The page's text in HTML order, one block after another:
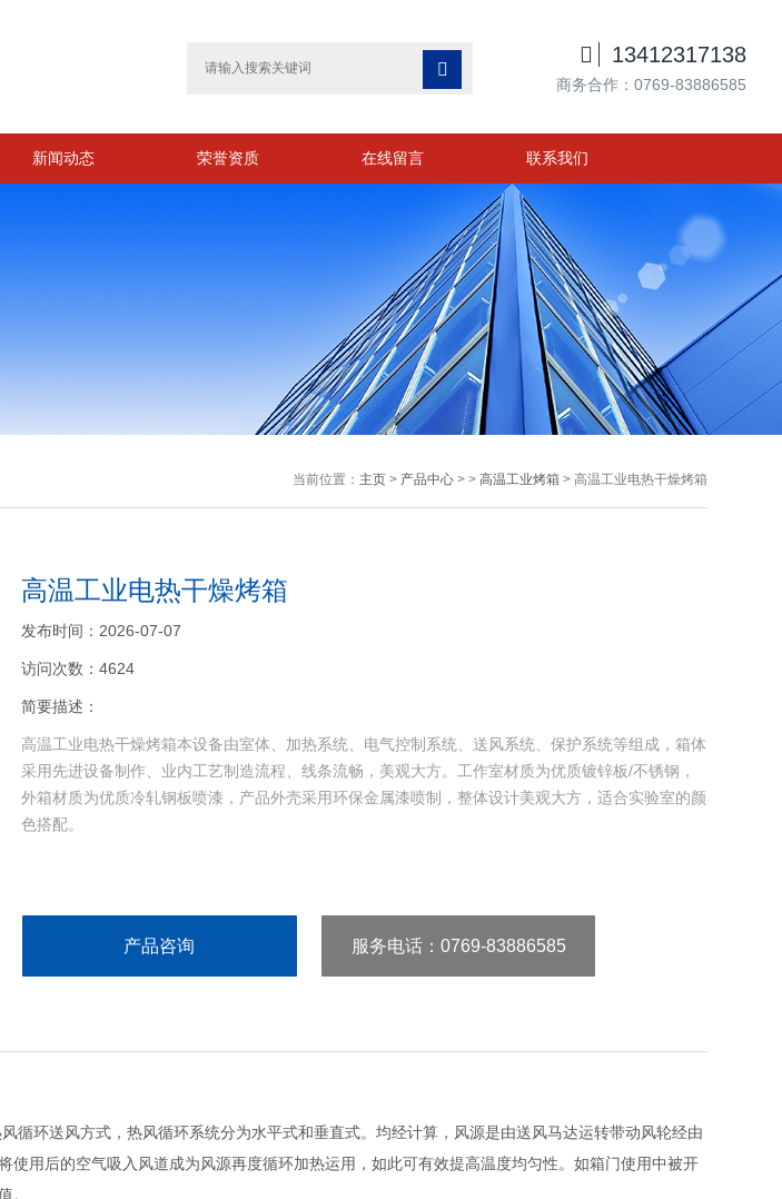

 13412317138
商务合作：0769-83886585
新闻动态 荣誉资质 在线留言 联系我们
当前位置： 主页> 产品中心> > 高温工业烤箱 > 高温工业电热干燥烤箱
高温工业电热干燥烤箱
发布时间：2026-07-07
访问次数：4624
简要描述：
高温工业电热干燥烤箱本设备由室体、加热系统、电气控制系统、送风系统、保护系统等组成，箱体
采用先进设备制作、业内工艺制造流程、线条流畅，美观大方。工作室材质为优质镀锌板/不锈钢，
外箱材质为优质冷轧钢板喷漆，产品外壳采用环保金属漆喷制，整体设计美观大方，适合实验室的颜
色搭配。
产品咨询 服务电话：0769-83886585
循环送风方式，热风循环系统分为水平式和垂直式。均经计算，风源是由送风马达运转带动风轮经由
使用后的空气吸入风道成为风源再度循环加热运用，如此可有效提高温度均匀性。如箱门使用中被开
。